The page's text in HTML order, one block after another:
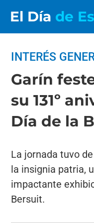
El Día de
INTERÉS
Garín
su 131º
Día de la
La jornada tuvo
la insignia patria,
impactante
Bersuit.